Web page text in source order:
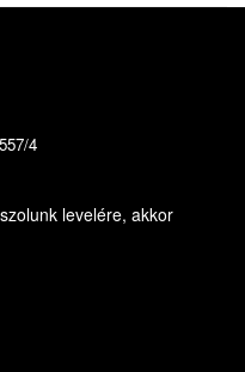
4
levelére, akkor